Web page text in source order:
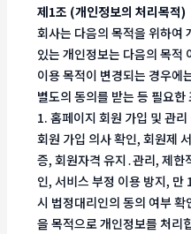
제1조 (개인정보의 처리목적)
회사는 다음의 목적을 위하여
있는 개인정보는 다음의 목적
이용 목적이 변경되는 경우에
별도의 동의를 받는 등 필요
1. 홈페이지 회원 가입 및 관리
회원 가입 의사 확인, 회원제
증, 회원자격 유지․관리, 제한
인, 서비스 부정 이용 방지, 만
시 법정대리인의 동의 여부
을 목적으로 개인정보를 처리